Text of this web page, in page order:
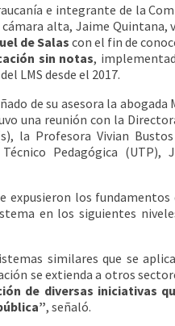
e integrante de la
alta, Jaime Quintana,
de Salas con el fin de
sin notas,
LMS desde el 2017.
de su asesora la abogada
una reunión con la
la Profesora Vivian
Pedagógica (UTP),
expusieron los fundamentos
en los siguientes
similares que se
se extienda a otros
de diversas iniciativas
, señaló.